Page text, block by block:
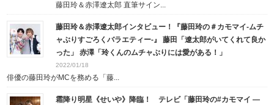
藤田玲＆赤澤遼太郎 直筆サイン...
藤田玲＆赤澤遼太郎インタビュー！『藤田玲の＃カモマイ‐ムチ
ャぶりすごろくバラエティー‐』 藤田「遼太郎がいてくれて良か
った」 赤澤「玲くんのムチャぶりには愛がある！」
2022/01/18
俳優の藤田玲がMCを務める「藤...
霜降り明星《せいや》降臨！ テレビ「藤田玲の#カモマイ ―